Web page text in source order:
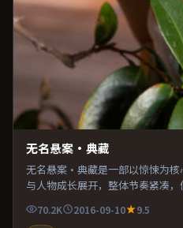
无名悬案·典藏
无名悬案·典藏是一部以惊悚为
与人物成长展开，整体节奏紧凑，
70.2K 2016-09-10
9.5